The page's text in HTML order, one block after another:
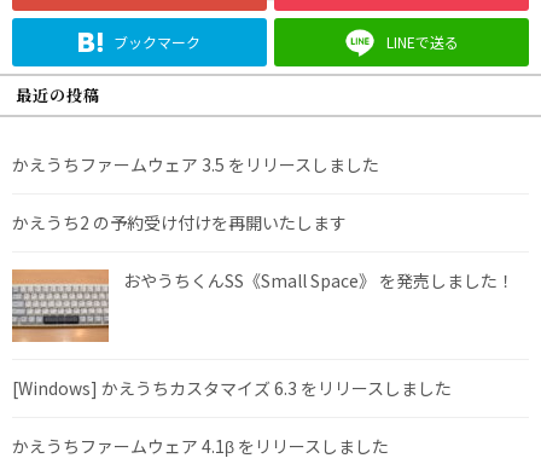
ブックマーク LINEで送る
最近の投稿
かえうちファームウェア 3.5 をリリースしました
かえうち2 の予約受け付けを再開いたします
おやうちくんSS《Small Space》 を発売しました！
[Windows] かえうちカスタマイズ 6.3 をリリースしました
かえうちファームウェア 4.1β をリリースしました